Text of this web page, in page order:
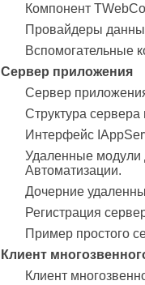
Компонент
Провайдеры
Вспомогательные
Сервер приложения
Сервер
Структура
Интерфейс
Удаленные модули
Автоматизации.
Дочерние
Регистрация
Пример простого
Клиент
Клиент